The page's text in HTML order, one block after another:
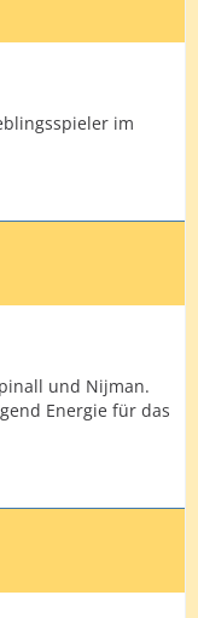
im
und Nijman.
Energie für das